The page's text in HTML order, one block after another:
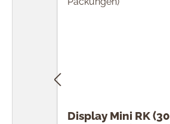
Display Mini RK (30